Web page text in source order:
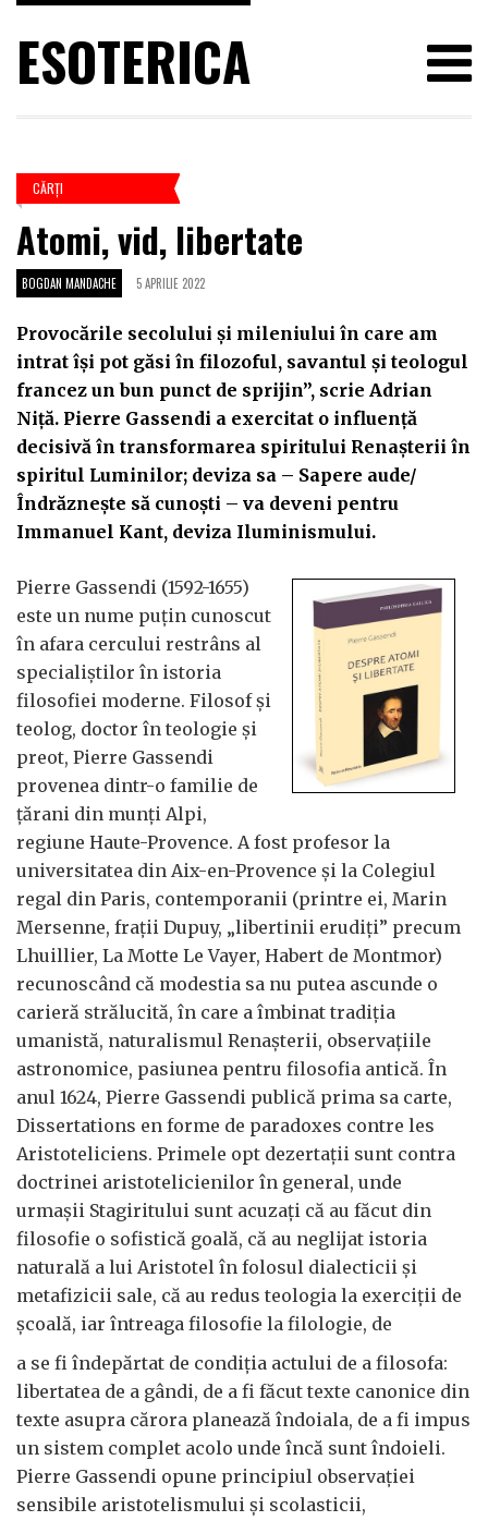
ESOTERICA
CĂRŢI
Atomi, vid, libertate
BOGDAN MANDACHE 5 APRILIE 2022
Provocările secolului și mileniului în care am
intrat își pot găsi în filozoful, savantul și teologul
francez un bun punct de sprijin”, scrie Adrian
Niță. Pierre Gassendi a exercitat o influență
decisivă în transformarea spiritului Renașterii în
spiritul Luminilor; deviza sa – Sapere aude/
Îndrăznește să cunoști – va deveni pentru
Immanuel Kant, deviza Iluminismului.
Pierre Gassendi (1592-1655)
este un nume puțin cunoscut
în afara cercului restrâns al
specialiștilor în istoria
filosofiei moderne. Filosof și
teolog, doctor în teologie și
preot, Pierre Gassendi
provenea dintr-o familie de
țărani din munți Alpi,
regiune Haute-Provence. A fost profesor la
universitatea din Aix-en-Provence și la Colegiul
regal din Paris, contemporanii (printre ei, Marin
Mersenne, frații Dupuy, „libertinii erudiți” precum
Lhuillier, La Motte Le Vayer, Habert de Montmor)
recunoscând că modestia sa nu putea ascunde o
carieră strălucită, în care a îmbinat tradiția
umanistă, naturalismul Renașterii, observațiile
astronomice, pasiunea pentru filosofia antică. În
anul 1624, Pierre Gassendi publică prima sa carte,
Dissertations en forme de paradoxes contre les
Aristoteliciens. Primele opt dezertații sunt contra
doctrinei aristotelicienilor în general, unde
urmașii Stagiritului sunt acuzați că au făcut din
filosofie o sofistică goală, că au neglijat istoria
naturală a lui Aristotel în folosul dialecticii și
metafizicii sale, că au redus teologia la exerciții de
școală, iar întreaga filosofie la filologie, de
a se fi îndepărtat de condiția actului de a filosofa:
libertatea de a gândi, de a fi făcut texte canonice din
texte asupra cărora planează îndoiala, de a fi impus
un sistem complet acolo unde încă sunt îndoieli.
Pierre Gassendi opune principiul observației
sensibile aristotelismului și scolasticii,